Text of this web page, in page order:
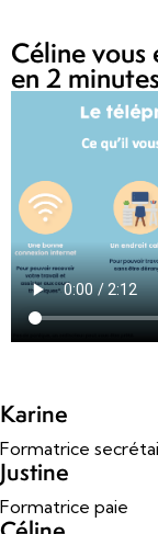
Céline
en 2
Karine
Formatrice
Justine
Formatrice paie